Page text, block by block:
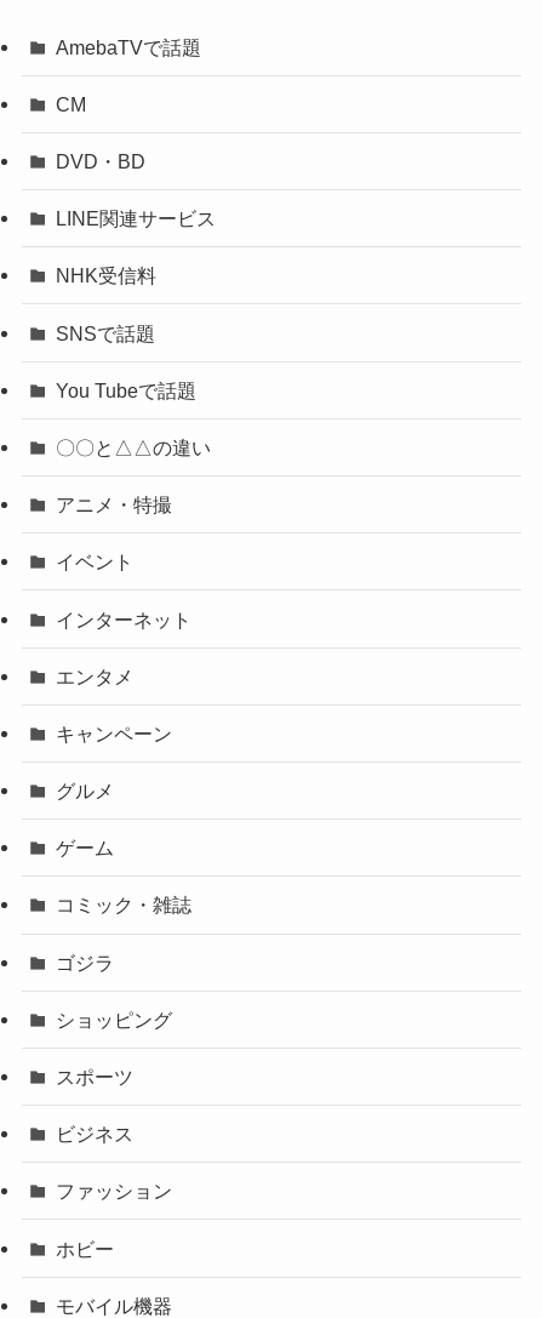
AmebaTVで話題
CM
DVD・BD
LINE関連サービス
NHK受信料
SNSで話題
You Tubeで話題
〇〇と△△の違い
アニメ・特撮
イベント
インターネット
エンタメ
キャンペーン
グルメ
ゲーム
コミック・雑誌
ゴジラ
ショッピング
スポーツ
ビジネス
ファッション
ホビー
モバイル機器